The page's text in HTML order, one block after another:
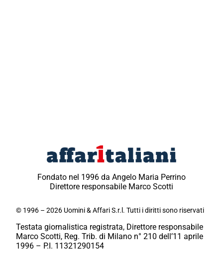
Fondato nel 1996 da Angelo Maria Perrino
Direttore responsabile Marco Scotti
© 1996 – 2026 Uomini & Affari S.r.l. Tutti i diritti sono riservati
Testata giornalistica registrata, Direttore responsabile
Marco Scotti, Reg. Trib. di Milano n° 210 dell’11 aprile
1996 – P.I. 11321290154